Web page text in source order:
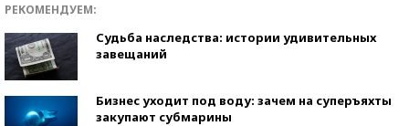
РЕКОМЕНДУЕМ:
Судьба наследства: истории удивительных
завещаний
Бизнес уходит под воду: зачем на суперъяхты
закупают субмарины